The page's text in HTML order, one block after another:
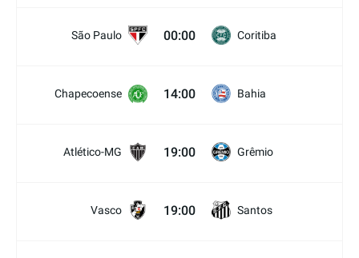
São Paulo 00:00 Coritiba
Chapecoense 14:00 Bahia
Atlético-MG 19:00 Grêmio
Vasco 19:00 Santos